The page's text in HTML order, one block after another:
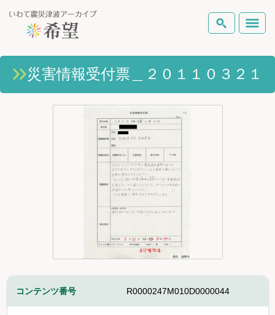
いわて震災津波アーカイブとは
ピックアップコンテンツ
検索
地図から探す
災害情報受付票＿２０１１０３２１
コンテンツ番号 R0000247M010D0000044